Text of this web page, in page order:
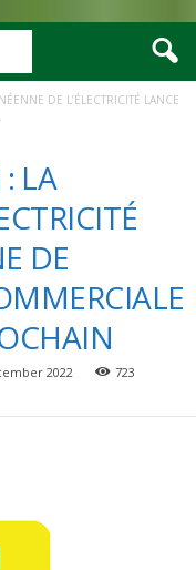
DE L’ÉLECTRICITÉ LANCE
LA
DE
2022
723